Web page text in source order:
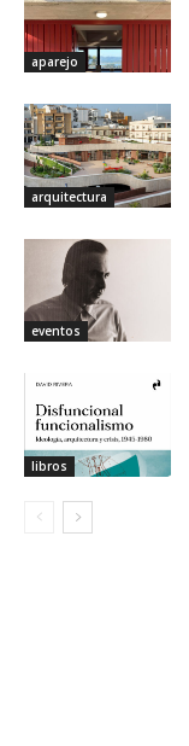
aparejo
arquitectura
eventos
libros